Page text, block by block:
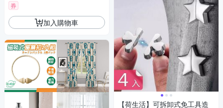
券
加入購物車
【荷生活】可拆卸式免工具造